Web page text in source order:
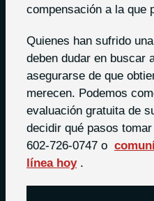
compensación a la que
Quienes han sufrido
deben dudar en buscar
asegurarse de que
merecen. Podemos
evaluación gratuita de
decidir qué pasos
602-726-0747 o
línea hoy .